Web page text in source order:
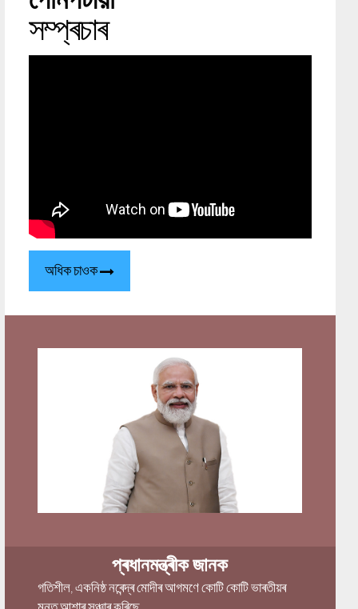
সম্প্ৰচাৰ
অধিক চাওক
প্ৰধানমন্ত্ৰীক জানক
গতিশীল, একনিষ্ঠ নৰেন্দ্ৰ মোদীৰ আগমণে কোটি কোটি ভাৰতীয়ৰ